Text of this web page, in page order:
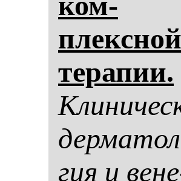
плексной
те­ра­пии.
гия и